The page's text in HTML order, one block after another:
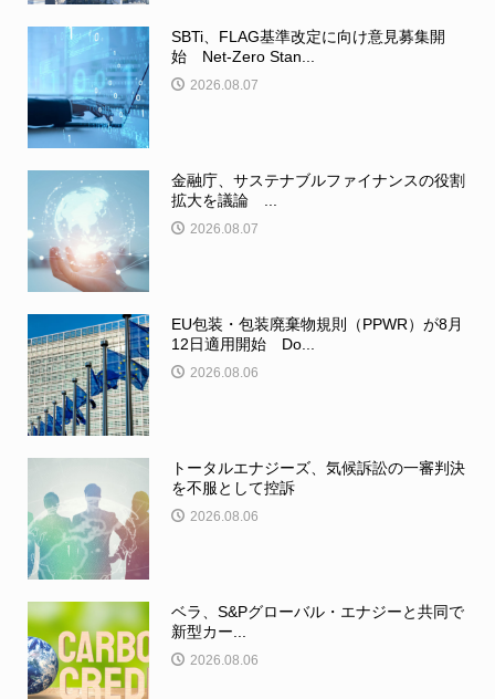
SBTi、FLAG基準改定に向け意見募集開
始 Net-Zero Stan...
2026.08.07
金融庁、サステナブルファイナンスの役割
拡大を議論 ...
2026.08.07
EU包装・包装廃棄物規則（PPWR）が8月
12日適用開始 Do...
2026.08.06
トータルエナジーズ、気候訴訟の一審判決
を不服として控訴
2026.08.06
ベラ、S&Pグローバル・エナジーと共同で
新型カー...
2026.08.06